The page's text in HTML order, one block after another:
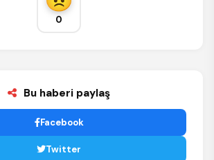
0
Bu haberi paylaş
Facebook
Twitter